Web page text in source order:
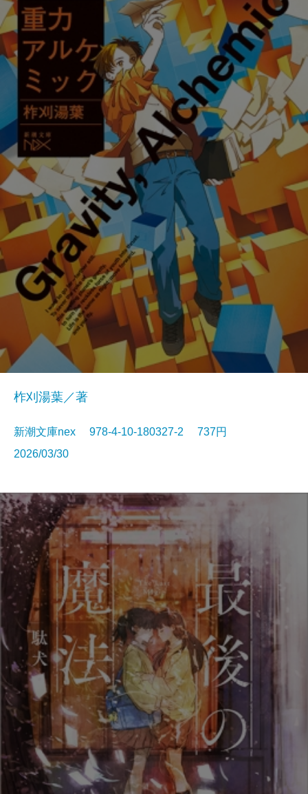
柞刈湯葉／著
新潮文庫nex 978-4-10-180327-2 737円
2026/03/30